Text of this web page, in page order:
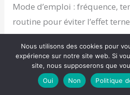
Mode d’emploi : fréquence,
routine pour éviter l’effet terne
Le mode d’emploi générique
les cheveux avec le
quelques minutes, puis rincer
variable décisive, c’est le
Nous utilisons des cookies pour
expérience sur notre site web. Si
site, nous supposerons que
Oui
Non Politique